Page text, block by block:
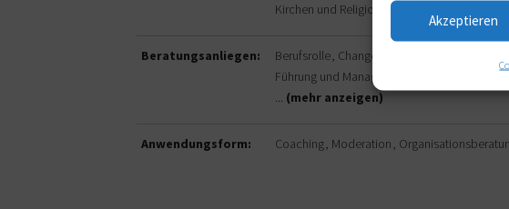
Akzeptieren
Kirchen und Religionsgemeinschaften
Beratungsanliegen: Berufsrolle Change Management
Führung und Management
... (mehr anzeigen)
Anwendungsform: Coaching Moderation